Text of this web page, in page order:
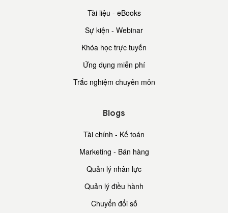
Tài liệu - eBooks
Sự kiện - Webinar
Khóa học trực tuyến
Ứng dụng miễn phí
Trắc nghiệm chuyên môn
Blogs
Tài chính - Kế toán
Marketing - Bán hàng
Quản lý nhân lực
Quản lý điều hành
Chuyển đổi số